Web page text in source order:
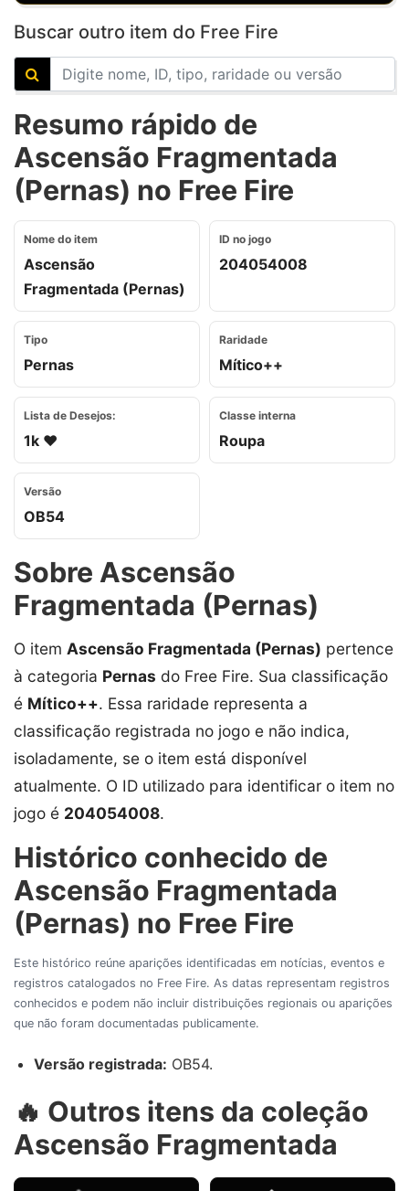
Buscar outro item do Free Fire
Resumo rápido de
Ascensão Fragmentada
(Pernas) no Free Fire
Nome do item
Ascensão
Fragmentada (Pernas)
ID no jogo
204054008
Tipo
Pernas
Raridade
Mítico++
Lista de Desejos:
1k ❤️
Classe interna
Roupa
Versão
OB54
Sobre Ascensão
Fragmentada (Pernas)
O item Ascensão Fragmentada (Pernas) pertence
à categoria Pernas do Free Fire. Sua classificação
é Mítico++. Essa raridade representa a
classificação registrada no jogo e não indica,
isoladamente, se o item está disponível
atualmente. O ID utilizado para identificar o item no
jogo é 204054008.
Histórico conhecido de
Ascensão Fragmentada
(Pernas) no Free Fire
Este histórico reúne aparições identificadas em notícias, eventos e
registros catalogados no Free Fire. As datas representam registros
conhecidos e podem não incluir distribuições regionais ou aparições
que não foram documentadas publicamente.
Versão registrada: OB54.
🔥 Outros itens da coleção
Ascensão Fragmentada